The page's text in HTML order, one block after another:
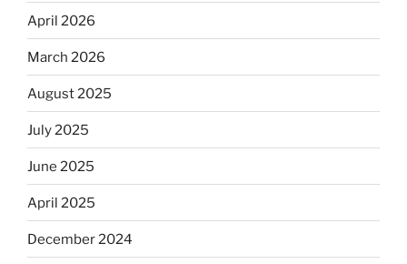
April 2026
March 2026
August 2025
July 2025
June 2025
April 2025
December 2024